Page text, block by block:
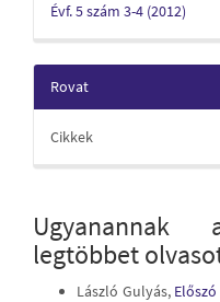
Évf. 5 szám 3-4 (2012)
Rovat
Cikkek
legtöbbet
László Gulyás, Előszó